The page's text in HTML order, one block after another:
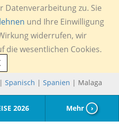
Datenverarbeitung zu. Sie
und Ihre Einwilligung
widerrufen, wir
die wesentlichen Cookies.
| Spanisch | Spanien | Malaga
2026 Mehr ›